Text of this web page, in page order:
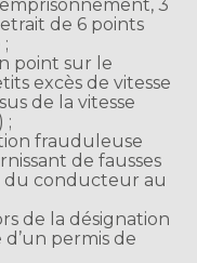
3
de 6 points
point sur le
excès de vitesse
de la vitesse
;
frauduleuse
de fausses
du conducteur au
de la désignation
permis de